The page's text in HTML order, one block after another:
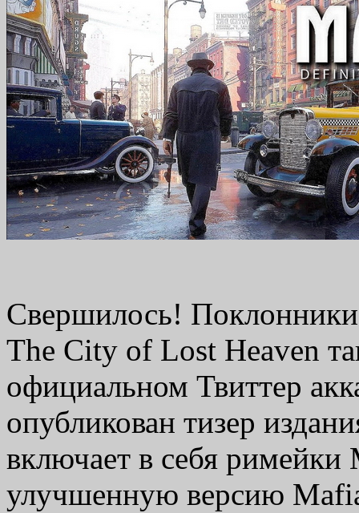
Свершилось!
The City of Lost Heaven
официальном Твиттер
опубликован тизер
включает в себя римейки
улучшенную версию